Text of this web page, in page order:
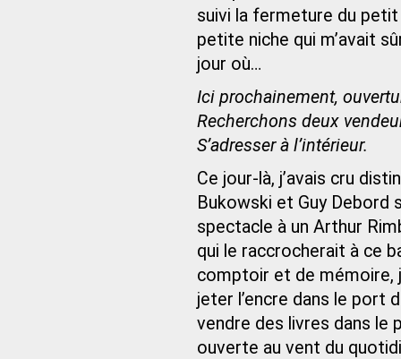
suivi la fermeture du
petite niche qui m’avait
jour où…
Ici prochainement,
Recherchons deux
S’adresser à l’intérieur.
Ce jour-là, j’avais cru
Bukowski et Guy Debord
spectacle à un Arthur
qui le raccrocherait à ce
comptoir et de mémoire,
jeter l’encre dans le port
vendre des livres dans le
ouverte au vent du